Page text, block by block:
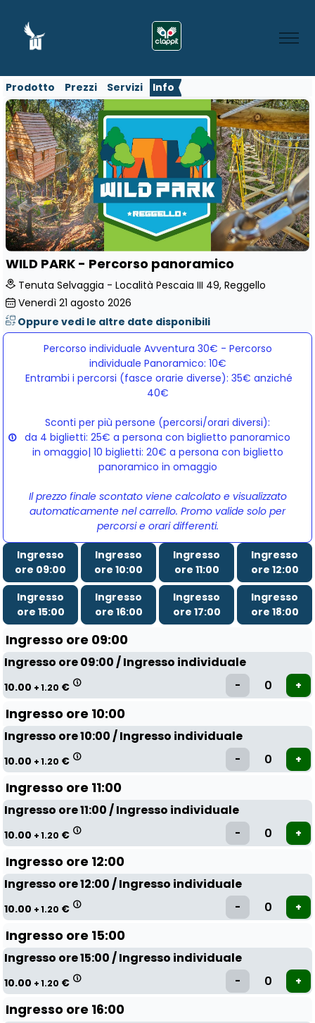
Prodotto Prezzi Servizi Info
WILD PARK - Percorso panoramico
Tenuta Selvaggia - Località Pescaia III 49, Reggello
Venerdì 21 agosto 2026
Oppure vedi le altre date disponibili
Percorso individuale Avventura 30€ - Percorso
individuale Panoramico: 10€
Entrambi i percorsi (fasce orarie diverse): 35€ anziché
40€
Sconti per più persone (percorsi/orari diversi):
da 4 biglietti: 25€ a persona con biglietto panoramico
in omaggio| 10 biglietti: 20€ a persona con biglietto
panoramico in omaggio
Il prezzo finale scontato viene calcolato e visualizzato
automaticamente nel carrello. Promo valide solo per
percorsi e orari differenti.
Ingresso
ore 09:00
Ingresso
ore 10:00
Ingresso
ore 11:00
Ingresso
ore 12:00
Ingresso
ore 15:00
Ingresso
ore 16:00
Ingresso
ore 17:00
Ingresso
ore 18:00
Ingresso ore 09:00
Ingresso ore 09:00 / Ingresso individuale
10.00 + 1.20 €
Ingresso ore 10:00
Ingresso ore 10:00 / Ingresso individuale
10.00 + 1.20 €
Ingresso ore 11:00
Ingresso ore 11:00 / Ingresso individuale
10.00 + 1.20 €
Ingresso ore 12:00
Ingresso ore 12:00 / Ingresso individuale
10.00 + 1.20 €
Ingresso ore 15:00
Ingresso ore 15:00 / Ingresso individuale
10.00 + 1.20 €
Ingresso ore 16:00